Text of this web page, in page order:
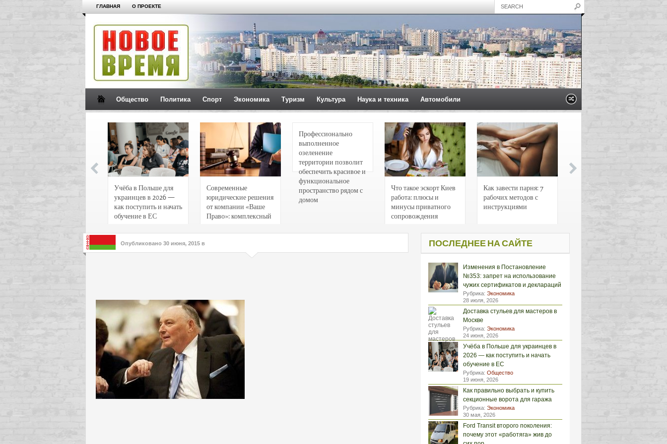
ГЛАВНАЯ О ПРОЕКТЕ
Общество Политика Спорт Экономика Туризм Культура Наука и техника Автомобили
Учёба в Польше для
украинцев в 2026 —
как поступить и начать
обучение в ЕС
Современные
юридические решения
от компании «Ваше
Право»: комплексный
интересов клиентов
Профессионально
выполненное
озеленение
территории позволит
обеспечить красивое и
функциональное
пространство рядом с
домом
Что такое эскорт Киев
работа: плюсы и
минусы приватного
сопровождения
Как завести парня: 7
рабочих методов с
инструкциями
Опубликовано 30 июня, 2015 в ПОСЛЕДНЕЕ НА САЙТЕ
Изменения в Постановление
№353: запрет на использование
чужих сертификатов и деклараций
Рубрика: Экономика
28 июля, 2026
Доставка стульев для мастеров в
Москве
Рубрика: Экономика
24 июня, 2026
Учёба в Польше для украинцев в
2026 — как поступить и начать
обучение в ЕС
Рубрика: Общество
19 июня, 2026
Как правильно выбрать и купить
секционные ворота для гаража
Рубрика: Экономика
30 мая, 2026
Ford Transit второго поколения:
почему этот «работяга» жив до